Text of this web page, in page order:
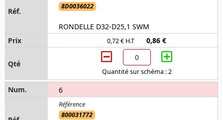
8D0036022
RONDELLE D32-D25,1 SWM
0,72 € H.T 0,86 €
Quantité sur schéma : 2
6
800031772